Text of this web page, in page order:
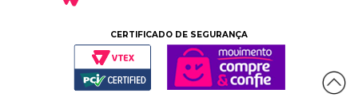
CERTIFICADO DE SEGURANÇA